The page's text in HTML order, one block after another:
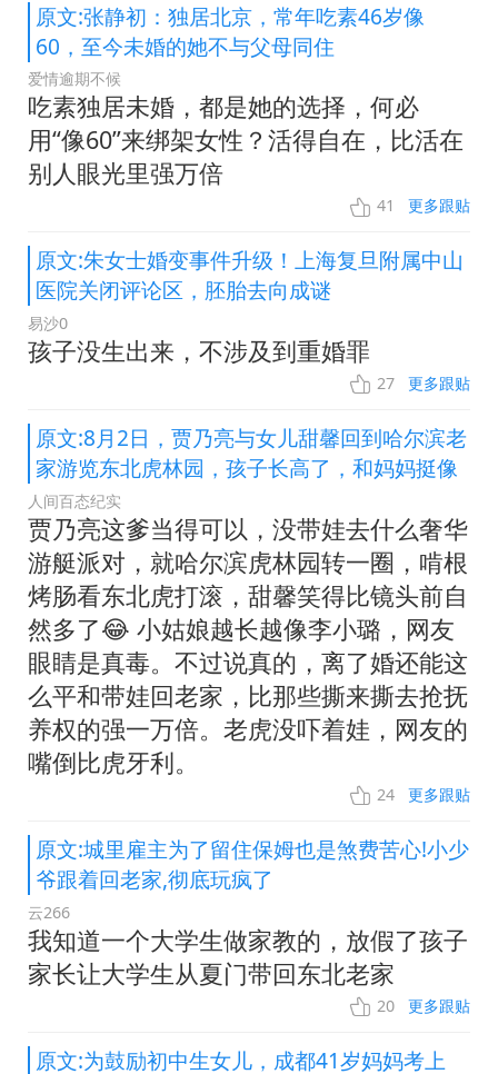
原文:张静初：独居北京，常年吃素46岁像
60，至今未婚的她不与父母同住
爱情逾期不候
吃素独居未婚，都是她的选择，何必
用“像60”来绑架女性？活得自在，比活在
别人眼光里强万倍
41 更多跟贴
原文:朱女士婚变事件升级！上海复旦附属中山
医院关闭评论区，胚胎去向成谜
易沙0
孩子没生出来，不涉及到重婚罪
27 更多跟贴
原文:8月2日，贾乃亮与女儿甜馨回到哈尔滨老
家游览东北虎林园，孩子长高了，和妈妈挺像
人间百态纪实
贾乃亮这爹当得可以，没带娃去什么奢华
游艇派对，就哈尔滨虎林园转一圈，啃根
烤肠看东北虎打滚，甜馨笑得比镜头前自
然多了😂 小姑娘越长越像李小璐，网友
眼睛是真毒。不过说真的，离了婚还能这
么平和带娃回老家，比那些撕来撕去抢抚
养权的强一万倍。老虎没吓着娃，网友的
嘴倒比虎牙利。
24 更多跟贴
原文:城里雇主为了留住保姆也是煞费苦心!小少
爷跟着回老家,彻底玩疯了
云266
我知道一个大学生做家教的，放假了孩子
家长让大学生从夏门带回东北老家
20 更多跟贴
原文:为鼓励初中生女儿，成都41岁妈妈考上